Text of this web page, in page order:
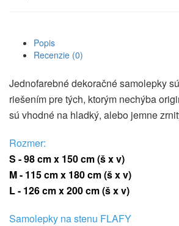
Popis
Recenzie (0)
Jednofarebné dekoračné samolepky
riešením pre tých, ktorým nechýba
sú vhodné na hladký, alebo jemne
Rozmer:
S - 98 cm x 150 cm(š x v)
M - 115 cm x 180 cm(š x v)
L - 126 cm x 200 cm (š x v)
Samolepky na stenu FLAFY